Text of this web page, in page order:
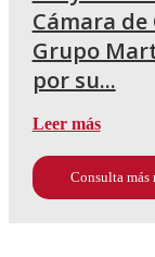
Cámara de
Grupo
por su...
Leer más
Consulta más